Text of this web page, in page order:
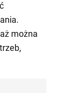
można